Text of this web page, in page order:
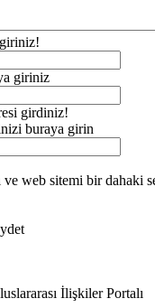
giriniz
girdiniz!
buraya girin
web sitemi bir dahaki
İlişkiler Portalı